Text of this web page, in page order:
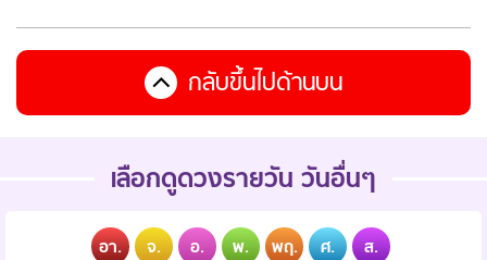
กลับขึ้นไปด้านบน
เลือกดูดวงรายวัน วันอื่นๆ
อา. จ. อ. พ. พฤ. ศ. ส.